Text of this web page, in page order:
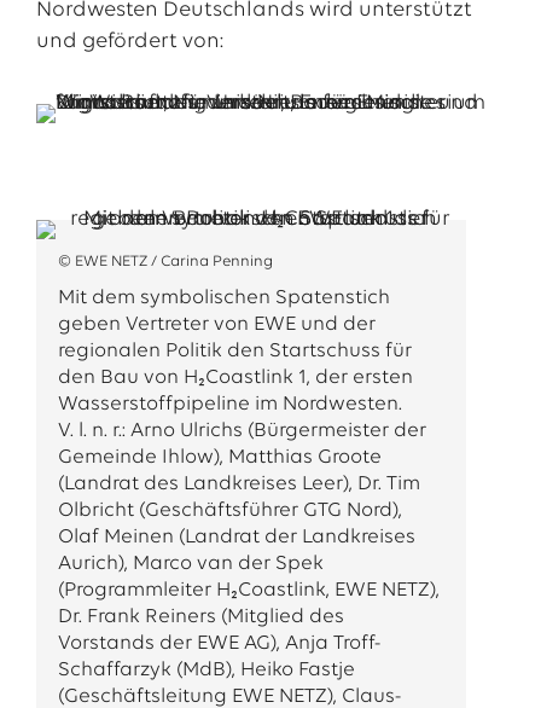
Nordwesten Deutschlands wird unterstützt
und gefördert von:
© EWE NETZ / Carina Penning
Mit dem symbolischen Spatenstich
geben Vertreter von EWE und der
regionalen Politik den Startschuss für
den Bau von H₂Coastlink 1, der ersten
Wasserstoffpipeline im Nordwesten.
V. l. n. r.: Arno Ulrichs (Bürgermeister der
Gemeinde Ihlow), Matthias Groote
(Landrat des Landkreises Leer), Dr. Tim
Olbricht (Geschäftsführer GTG Nord),
Olaf Meinen (Landrat der Landkreises
Aurich), Marco van der Spek
(Programmleiter H₂Coastlink, EWE NETZ),
Dr. Frank Reiners (Mitglied des
Vorstands der EWE AG), Anja Troff-
Schaffarzyk (MdB), Heiko Fastje
(Geschäftsleitung EWE NETZ), Claus-